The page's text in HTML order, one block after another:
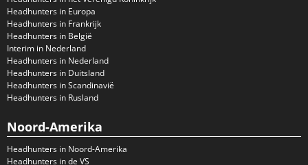
Headhunters in Europa
Headhunters in Frankrijk
Headhunters in België
Interim in Nederland
Headhunters in Nederland
Headhunters in Duitsland
Headhunters in Scandinavië
Headhunters in Rusland
Noord-Amerika
Headhunters in Noord-Amerika
Headhunters in de VS